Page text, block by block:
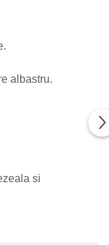
albastru.
si